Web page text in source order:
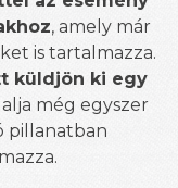
, amely már
is tartalmazza.
küldjön ki egy
még egyszer
pillanatban